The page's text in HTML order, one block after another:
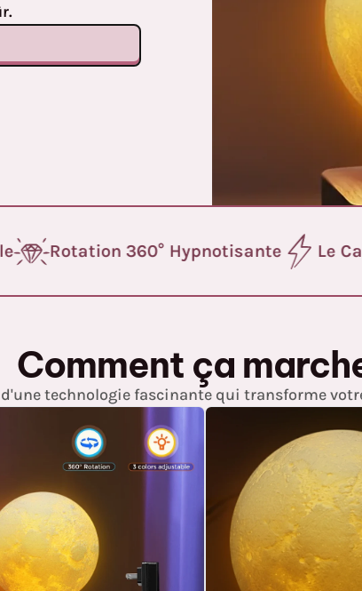
Rotation 360° Hypnotisante Le
Comment ça
technologie fascinante qui transforme